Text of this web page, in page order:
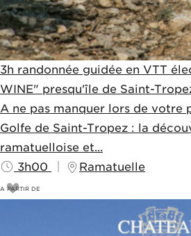
3h randonnée guidée en VTT
WINE" presqu'île de Saint-
A ne pas manquer lors de votre
Golfe de Saint-Tropez : la
ramatuelloise et...
3h00
Ramatuelle
A PARTIR DE